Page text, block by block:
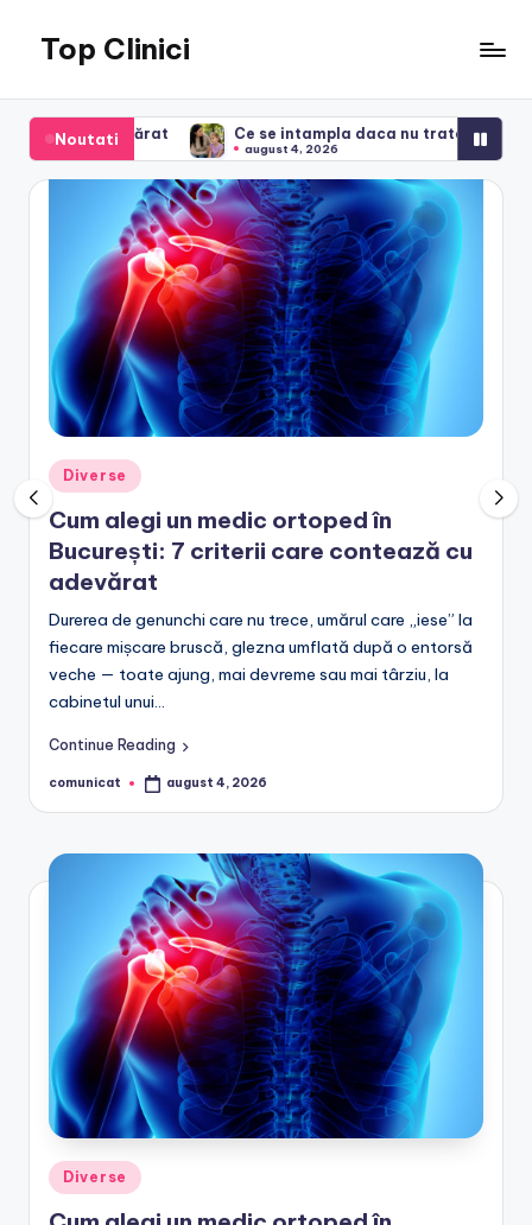
content
Top Clinici
Noutati
Ce se intampla daca nu tratezi polipii la copii: riscuri si
august 4, 2026
Posted
in
Diverse
Cum alegi un medic ortoped în
București: 7 criterii care contează cu
adevărat
Durerea de genunchi care nu trece, umărul care „iese” la
fiecare mișcare bruscă, glezna umflată după o entorsă
veche — toate ajung, mai devreme sau mai târziu, la
cabinetul unui…
Continue Reading
Posted
comunicat august 4, 2026
Posted
in
Diverse